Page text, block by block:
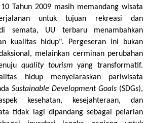
10 Tahun 2009 masih memandang wisata
untuk tujuan rekreasi dan
semata, UU terbaru menambahkan
kualitas hidup". Pergeseran ini bukan
melainkan cerminan perubahan
quality tourism yang transformatif.
hidup menyelaraskan pariwisata
Sustainable Development Goals (SDGs),
kesehatan, kesejahteraan, dan
tidak lagi dipandang sebagai pelarian